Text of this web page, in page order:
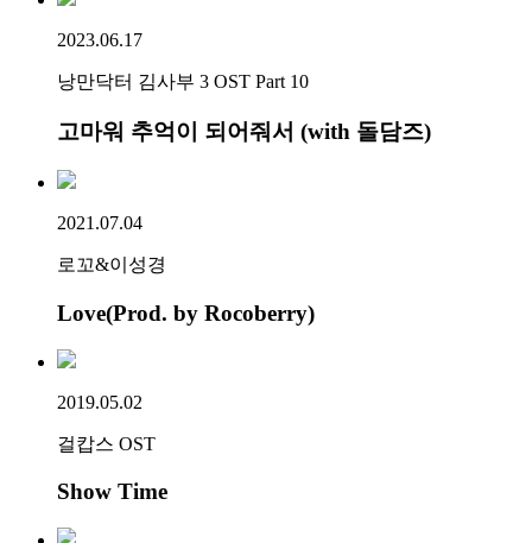
2023.06.17
낭만닥터 김사부 3 OST Part 10
고마워 추억이 되어줘서 (with 돌담즈)
2021.07.04
로꼬&이성경
Love(Prod. by Rocoberry)
2019.05.02
걸캅스 OST
Show Time